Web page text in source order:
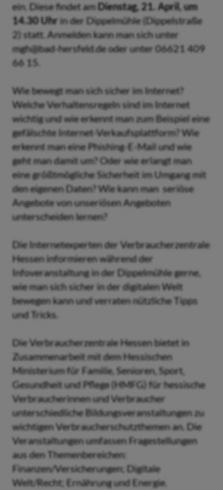
ein. Diese findet amDienstag, 21. April, um
14.30 Uhr in der Dippelmühle (Dippelstraße
2) statt. Anmelden kann man sich unter
mgh@bad-hersfeld.de oder unter 06621 409
66 15.
Wie bewegt man sich sicher im Internet?
Welche Verhaltensregeln sind im Internet
wichtig und wie erkennt man zum Beispiel eine
gefälschte Internet-Verkaufsplattform? Wie
erkennt man eine Phishing-E-Mail und wie
geht man damit um? Oder wie erlangt man
eine größtmögliche Sicherheit im Umgang mit
den eigenen Daten? Wie kann man seriöse
Angebote von unseriösen Angeboten
unterscheiden lernen?
Die Internetexperten der Verbraucherzentrale
Hessen informieren während der
Infoveranstaltung in der Dippelmühle gerne,
wie man sich sicher in der digitalen Welt
bewegen kann und verraten nützliche Tipps
und Tricks.
Die Verbraucherzentrale Hessen bietet in
Zusammenarbeit mit dem Hessischen
Ministerium für Familie, Senioren, Sport,
Gesundheit und Pflege (HMFG) für hessische
Verbraucherinnen und Verbraucher
unterschiedliche Bildungsveranstaltungen zu
wichtigen Verbraucherschutzthemen an. Die
Veranstaltungen umfassen Fragestellungen
aus den Themenbereichen:
Finanzen/Versicherungen; Digitale
Welt/Recht; Ernährung und Energie.